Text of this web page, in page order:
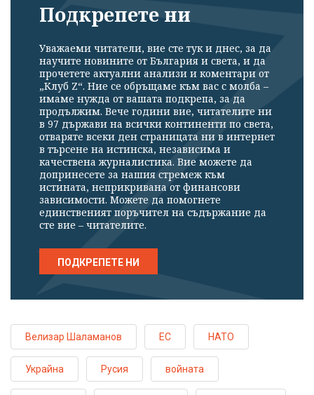
Подкрепете ни
Уважаеми читатели, вие сте тук и днес, за да
научите новините от България и света, и да
прочетете актуални анализи и коментари от
„Клуб Z“. Ние се обръщаме към вас с молба –
имаме нужда от вашата подкрепа, за да
продължим. Вече години вие, читателите ни
в 97 държави на всички континенти по света,
отваряте всеки ден страницата ни в интернет
в търсене на истинска, независима и
качествена журналистика. Вие можете да
допринесете за нашия стремеж към
истината, неприкривана от финансови
зависимости. Можете да помогнете
единственият поръчител на съдържание да
сте вие – читателите.
ПОДКРЕПЕТЕ НИ
Велизар Шаламанов ЕС НАТО
Украйна Русия войната